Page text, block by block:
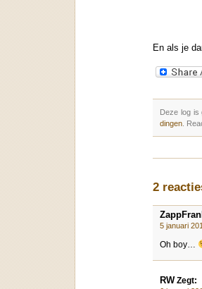
En als je
Deze log
dingen .
2
5 januari
Oh boy…
RW Zegt: